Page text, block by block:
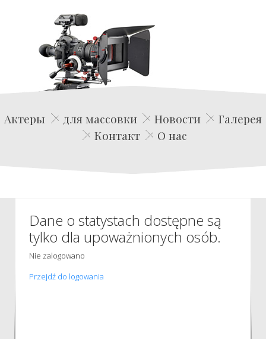
Edwin Film Agencja Aktorska
Актеры для массовки Новости
Галерея
Контакт
О нас
Dane o statystach dostępne są
tylko dla upoważnionych osób.
Nie zalogowano
Przejdź do logowania